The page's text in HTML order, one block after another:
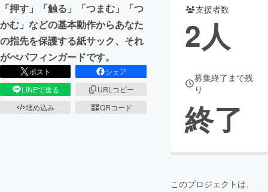
CAMPFIRE for Social Good
CAMPFIRE Creation
CAMPFIREふるさと納税machi-ya コミュニティ
「押す」「触る」「つまむ」「つ
かむ」などの基本動作からあなた
の指先を保護する紙サック、それ
がぺパフィンガードです。
ポスト
シェア
LINEで送る
URLコピー
埋め込み
QRコード
支援者数
2人
募集終了まで残
り
終了
このプロジェクトは、